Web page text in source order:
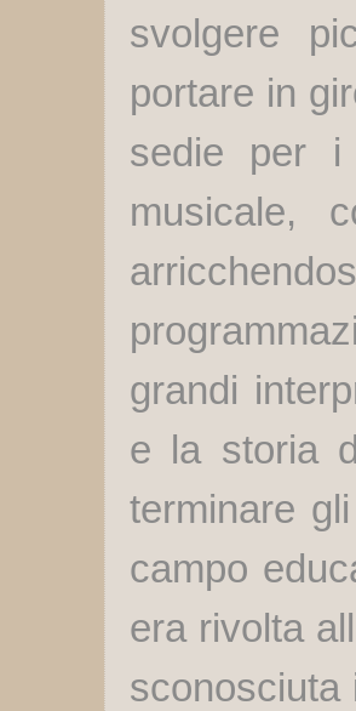
svolgere
portare in
sedie per
musicale,
grandi
e la storia
terminare
campo
era rivolta
sconosciuta